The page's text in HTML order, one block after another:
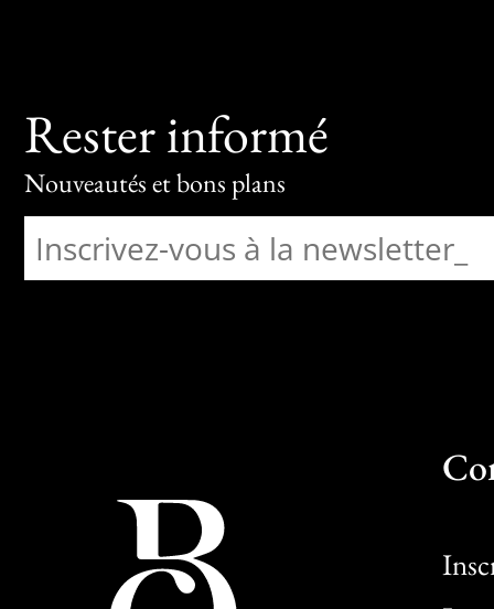
Rester informé
Nouveautés et bons plans